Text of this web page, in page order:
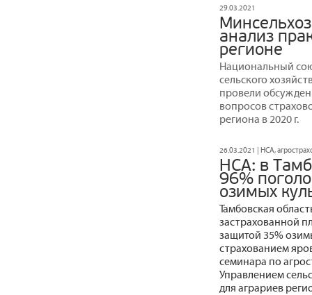
29.03.2021
анализ
регионе
Национальный
сельского
провели
вопросов
региона в 2020 г.
26.03.2021 | НСА,
НСА: в
96%
озимых
Тамбовская
застрахованной
защитой 35%
страхованием
семинара по
Управлением
для аграриев